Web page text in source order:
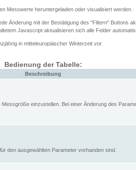
Messwerte heruntergeladen oder visualisiert werden.
Änderung mit der Bestätigung des "Filtern" Buttons
Javascript aktualisieren sich alle Felder
in mitteleuropäischer Winterzeit vor.
Bedienung der Tabelle:
Beschreibung
einzustellen. Bei einer Änderung des
den ausgewählten Parameter vorhanden sind.